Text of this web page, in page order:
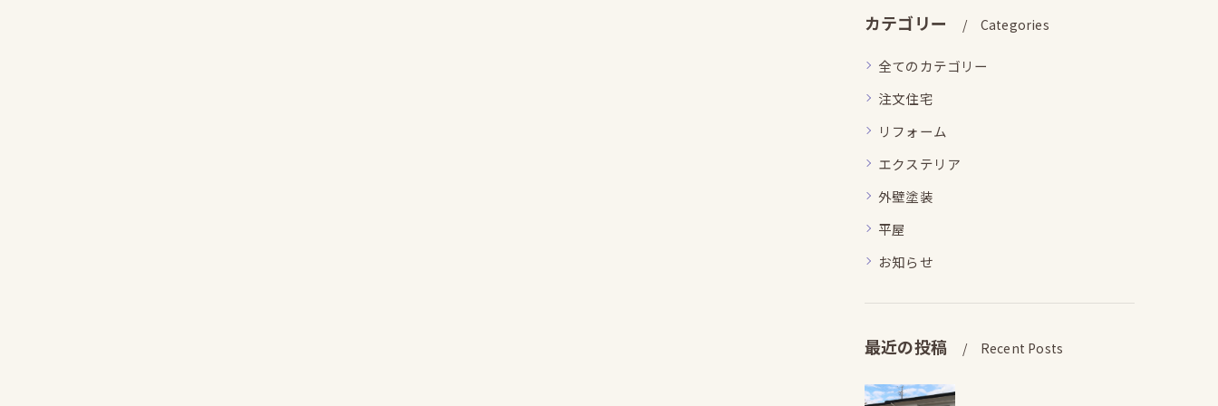
カテゴリー Categories
全てのカテゴリー
注文住宅
リフォーム
エクステリア
外壁塗装
平屋
お知らせ
最近の投稿 Recent Posts